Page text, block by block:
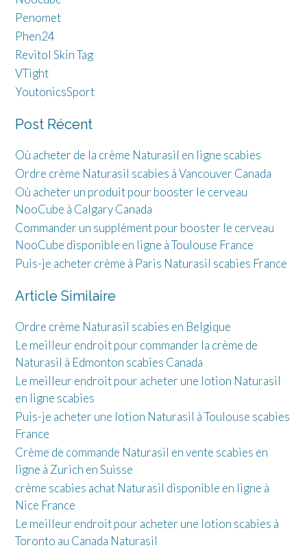
Penomet
Phen24
Revitol Skin Tag
VTight
YoutonicsSport
Post Récent
Où acheter de la crème Naturasil en ligne scabies
Ordre crème Naturasil scabies à Vancouver Canada
Où acheter un produit pour booster le cerveau
NooCube à Calgary Canada
Commander un supplément pour booster le cerveau
NooCube disponible en ligne à Toulouse France
Puis-je acheter crème à Paris Naturasil scabies France
Article Similaire
Ordre crème Naturasil scabies en Belgique
Le meilleur endroit pour commander la crème de
Naturasil à Edmonton scabies Canada
Le meilleur endroit pour acheter une lotion Naturasil
en ligne scabies
Puis-je acheter une lotion Naturasil à Toulouse scabies
France
Crème de commande Naturasil en vente scabies en
ligne à Zurich en Suisse
crème scabies achat Naturasil disponible en ligne à
Nice France
Le meilleur endroit pour acheter une lotion scabies à
Toronto au Canada Naturasil